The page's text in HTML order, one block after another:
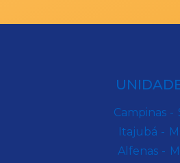
Campinas -
Itajubá -
Alfenas -